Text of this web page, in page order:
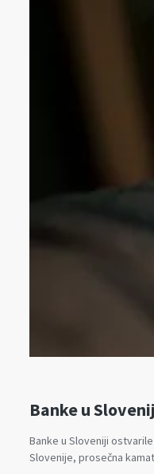
Banke u
Banke u Sloveniji
Slovenije, prosečna